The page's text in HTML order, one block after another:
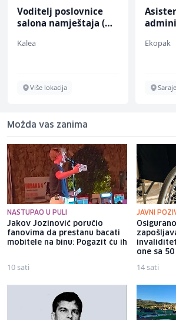
Voditelj poslovnice
salona namještaja (m/
Kalea
Više lokacija
Ekopak
Možda vas zanima
NASTUPAO U PULI
Jakov Jozinović poručio
fanovima da prestanu bacati
mobitele na binu: Pogazit ću ih
10 sati
JAVNI
one sa
14 sati